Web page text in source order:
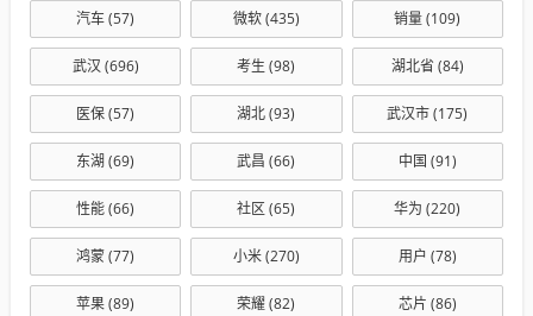
汽车(57) 微软(435) 销量(109)
武汉(696) 考生(98) 湖北省 (84)
医保(57) 湖北(93) 武汉市(175)
东湖 (69) 武昌 (66) 中国 (91)
性能(66) 社区(65) 华为 (220)
鸿蒙(77) 小米(270) 用户 (78)
苹果(89) 荣耀(82) 芯片 (86)